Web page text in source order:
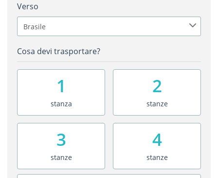
Verso
Brasile
Cosa devi trasportare?
1
stanza
2
stanze
3
stanze
4
stanze